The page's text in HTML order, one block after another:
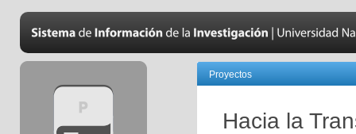
Proyectos
Hacia la